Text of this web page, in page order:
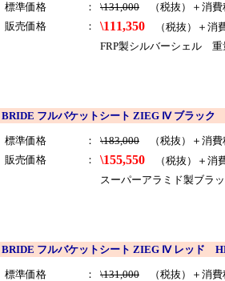
標準価格 ： \131,000 （税抜）＋消費
販売価格
： \111,350 （税抜）＋消
FRP製シルバーシェル
BRIDE フルバケットシート ZIEG Ⅳ ブラック
標準価格 ： \183,000 （税抜）＋消費
販売価格
： \155,550 （税抜）＋消
スーパーアラミド製ブ
BRIDE フルバケットシート ZIEG Ⅳ レッド
標準価格 ： \131,000 （税抜）＋消費